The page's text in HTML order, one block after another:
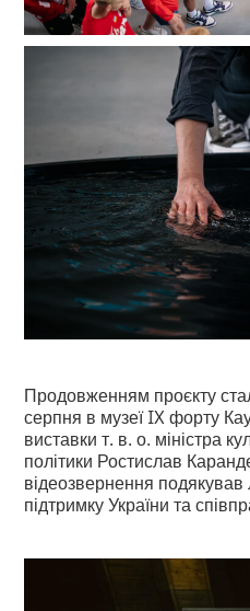
Продовженням проєкту
серпня в музеї IX форту
виставки т. в. о. міністра
політики Ростислав
відеозвернення подякував
підтримку України та